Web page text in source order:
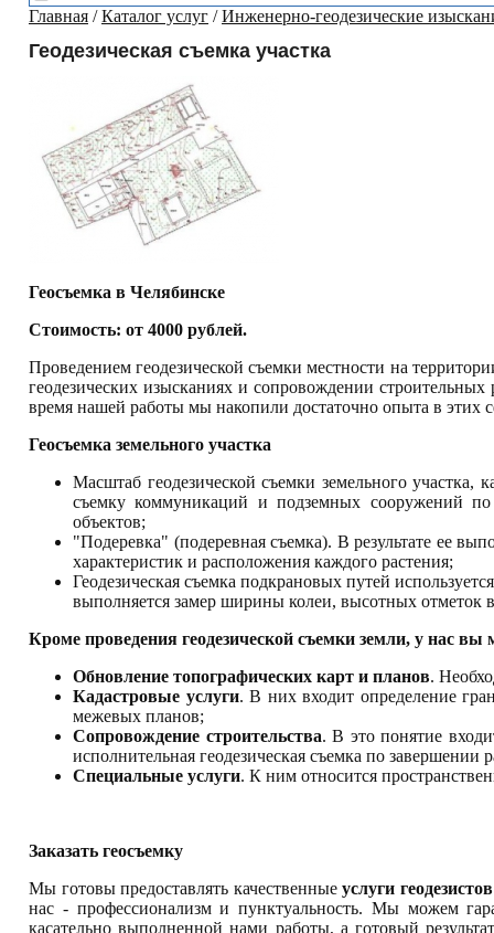
Главная /Каталог услуг /Инженерно-геодезические
Геодезическая съемка участка
Геосъемка в Челябинске
Стоимость: от 4000 рублей.
Проведением геодезической съемки местности на
геодезических изысканиях и сопровождении
время нашей работы мы накопили достаточно опыта в этих
Геосъемка земельного участка
Масштаб геодезической съемки земельного
съемку коммуникаций и подземных сооружений по
объектов;
"Подеревка" (подеревная съемка). В результате ее
характеристик и расположения каждого растения;
Геодезическая съемка подкрановых путей
выполняется замер ширины колеи, высотных отметок
Кроме проведения геодезической съемки земли, у нас вы
Обновление топографических карт и планов.
Кадастровые услуги. В них входит определение
межевых планов;
Сопровождение строительства. В это понятие
исполнительная геодезическая съемка по завершении
Специальные услуги. К ним относится
Заказать геосъемку
Мы готовы предоставлять качественные услуги геодезистов
нас - профессионализм и пунктуальность. Мы можем
касательно выполненной нами работы, а готовый